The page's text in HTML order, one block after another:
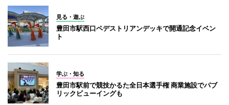
見る・遊ぶ
豊田市駅西口ペデストリアンデッキで開通記念イベン
ト
学ぶ・知る
豊田市駅前で競技かるた全日本選手権 商業施設でパブ
リックビューイングも